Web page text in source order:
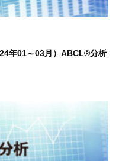
年01～03月）ABCL®分析